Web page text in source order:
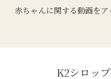
赤ちゃんに関する動画を
K2シロッ